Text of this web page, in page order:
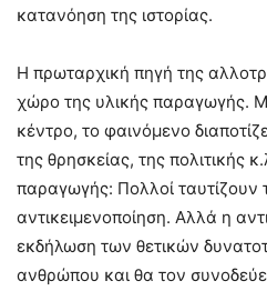
κατανόηση της ιστορίας.
Η πρωταρχική πηγή της
χώρο της υλικής παραγωγής.
κέντρο, το φαινόμενο
της θρησκείας, της πολιτικής
παραγωγής: Πολλοί ταυτίζουν
αντικειμενοποίηση. Αλλά η
εκδήλωση των θετικών
ανθρώπου και θα τον